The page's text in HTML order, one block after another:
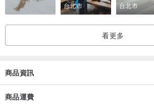
台北市 台北市
看更多
商品資訊
商品運費